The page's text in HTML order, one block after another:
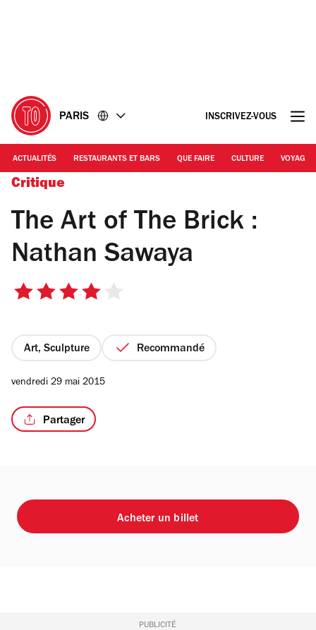
PARIS INSCRIVEZ-VOUS
ACTUALITÉS RESTAURANTS ET BARS QUE FAIRE CULTURE VOYAGE
Critique
The Art of The Brick :
Nathan Sawaya
4
étoiles
Art, Sculpture Recommandé
vendredi 29 mai 2015
Partager
Acheter un billet
PUBLICITÉ